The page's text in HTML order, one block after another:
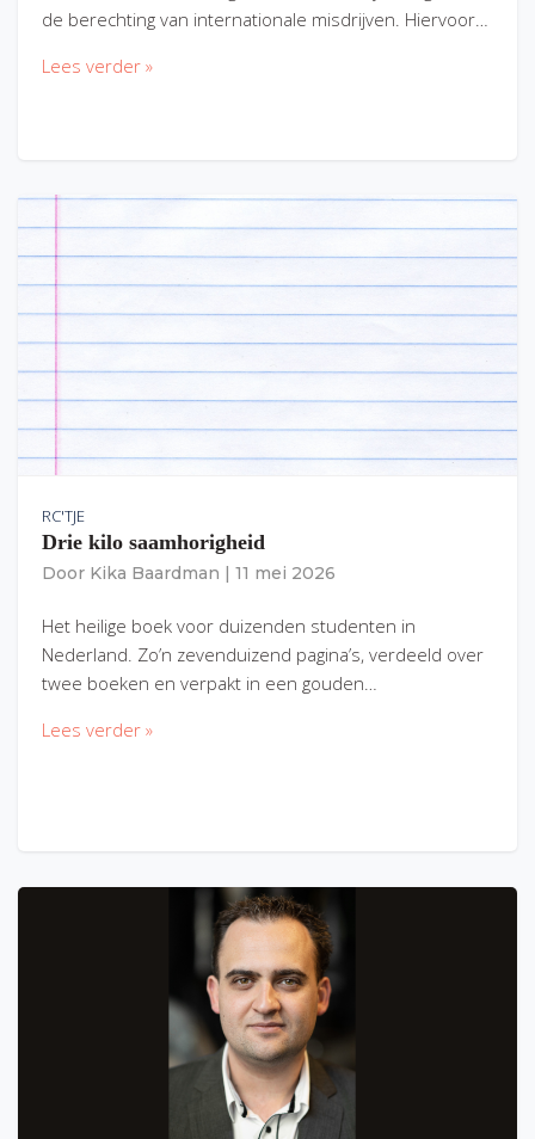
de berechting van internationale misdrijven. Hiervoor…
Lees verder »
RC'TJE
Drie kilo saamhorigheid
Door Kika Baardman 11 mei 2026
Het heilige boek voor duizenden studenten in
Nederland. Zo’n zevenduizend pagina’s, verdeeld over
twee boeken en verpakt in een gouden…
Lees verder »